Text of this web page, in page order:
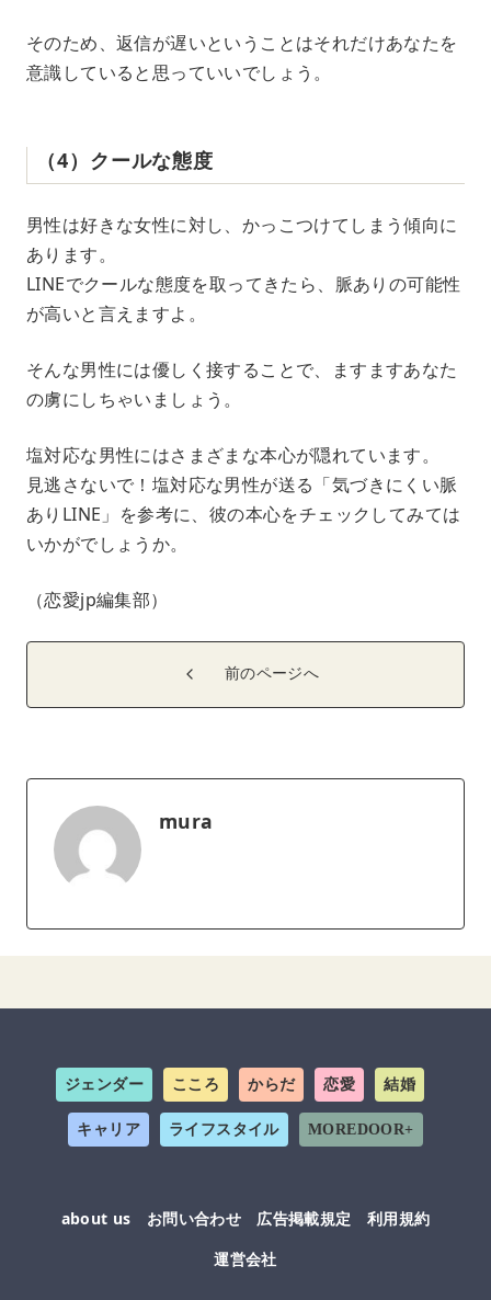
そのため、返信が遅いということはそれだけあなたを
意識していると思っていいでしょう。
（4）クールな態度
男性は好きな女性に対し、かっこつけてしまう傾向に
あります。
LINEでクールな態度を取ってきたら、脈ありの可能性
が高いと言えますよ。
そんな男性には優しく接することで、ますますあなた
の虜にしちゃいましょう。
塩対応な男性にはさまざまな本心が隠れています。
見逃さないで！塩対応な男性が送る「気づきにくい脈
ありLINE」を参考に、彼の本心をチェックしてみては
いかがでしょうか。
（恋愛jp編集部）
前のページへ
mura
ジェンダー こころ からだ 恋愛 結婚
キャリア ライフスタイル MOREDOOR+
about us お問い合わせ 広告掲載規定
利用規約
運営会社